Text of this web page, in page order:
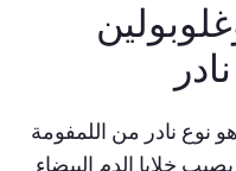
نادر من اللمفومة
خلايا الدم البيضاء